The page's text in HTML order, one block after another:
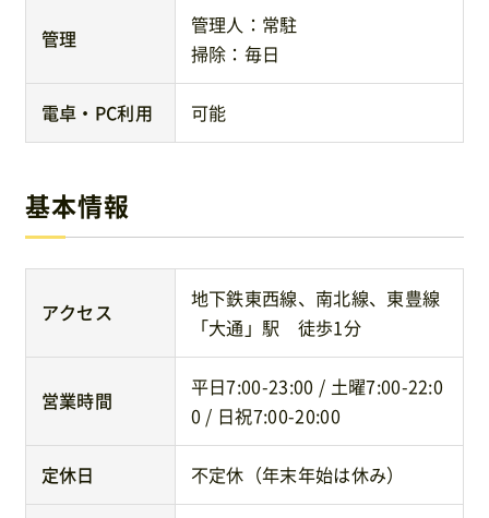
管理
管理人：常駐
掃除：毎日
電卓・PC利用 可能
基本情報
アクセス
地下鉄東西線、南北線、東豊線
「大通」駅 徒歩1分
営業時間
平日7:00-23:00 / 土曜7:00-22:0
0 / 日祝7:00-20:00
定休日 不定休（年末年始は休み）